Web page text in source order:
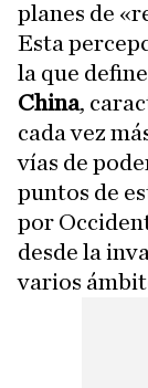
planes de
Esta
la que
China,
cada vez
vías de
puntos de
por
desde la
varios